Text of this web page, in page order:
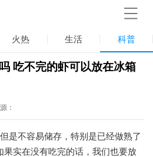
火热 生活 科普
吃不完的虾可以放在冰箱
：
是不容易储存，特别是已经做熟了
果实在没有吃完的话，我们也要放